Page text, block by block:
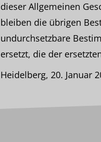
dieser Allgemeinen
bleiben die übrigen
undurchsetzbare
ersetzt, die der
Heidelberg, 20. Januar